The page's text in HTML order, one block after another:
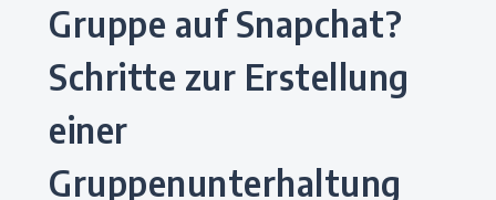
Gruppe auf Snapchat?
Schritte zur Erstellung
einer
Gruppenunterhaltung